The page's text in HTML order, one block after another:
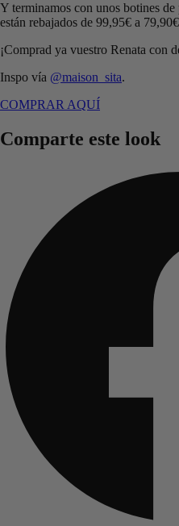
Y terminamos con unos botines
están rebajados de 99,95€ a
¡Comprad ya vuestro Renata con
Inspo vía @maison_sita.
COMPRAR AQUÍ
Comparte este look